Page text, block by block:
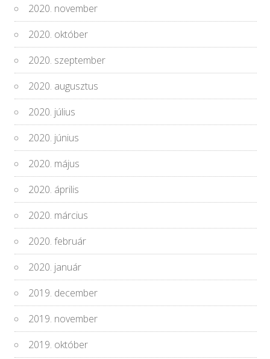
2020. november
2020. október
2020. szeptember
2020. augusztus
2020. július
2020. június
2020. május
2020. április
2020. március
2020. február
2020. január
2019. december
2019. november
2019. október